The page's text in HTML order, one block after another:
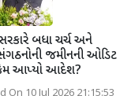
સરકારે બધા ચર્ચ અને
જમીનની ઓડિટ
કેમ આપ્યો આદેશ?
On 10 Jul 2026 21:15:53